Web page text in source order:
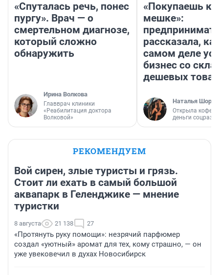
«Спуталась речь, понес
пургу». Врач — о
смертельном диагнозе,
который сложно
обнаружить
Ирина Волкова
Главврач клиники
«Реабилитация доктора
Волковой»
«Покупаешь
мешке»:
рассказала,
самом деле
бизнес со
дешевых
Наталья
Открыла
деньги
РЕКОМЕНДУЕМ
Вой сирен, злые туристы и грязь.
Стоит ли ехать в самый большой
аквапарк в Геленджике — мнение
туристки
8 августа 21 138 27
«Протянуть руку помощи»: незрячий парфюмер
создал «уютный» аромат для тех, кому страшно, — он
уже увековечил в духах Новосибирск